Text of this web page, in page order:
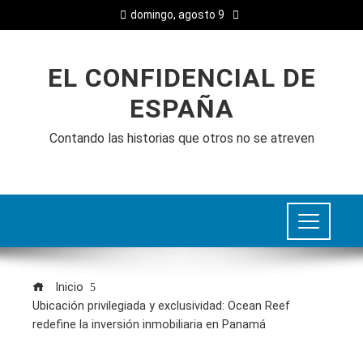
domingo, agosto 9
EL CONFIDENCIAL DE
ESPAÑA
Contando las historias que otros no se atreven
Inicio
Ubicación privilegiada y exclusividad: Ocean Reef
redefine la inversión inmobiliaria en Panamá